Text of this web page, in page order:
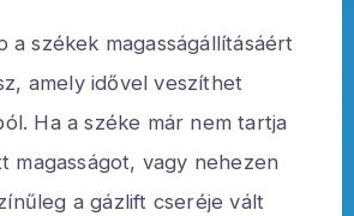
a székek magasságállításáért
amely idővel veszíthet
Ha a széke már nem tartja
magasságot, vagy nehezen
a gázlift cseréje vált